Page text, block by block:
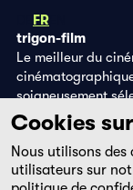
FR
trigon-film
Le meilleur du
soigneusement
d'Afrique et
grâce à ses
streaming filmingo.
Cookies
Nous utilisons des
utilisateurs sur